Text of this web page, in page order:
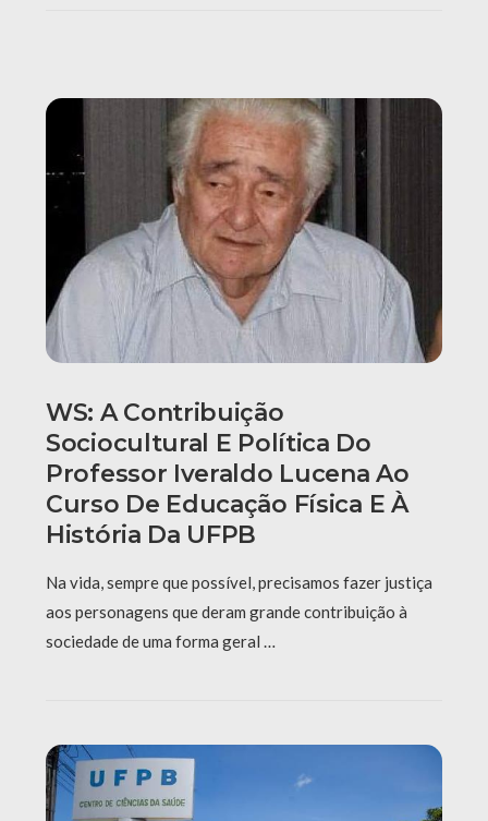
WS: A Contribuição
Sociocultural E Política Do
Professor Iveraldo Lucena Ao
Curso De Educação Física E À
História Da UFPB
Na vida, sempre que possível, precisamos fazer justiça
aos personagens que deram grande contribuição à
sociedade de uma forma geral …